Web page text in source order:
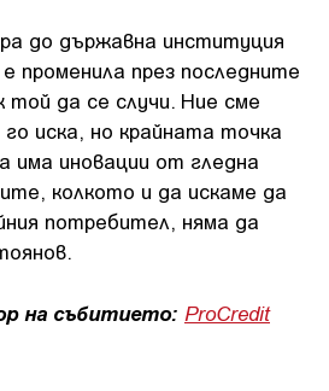
до държавна институция
променила през последните
той да се случи. Ние сме
иска, но крайната точка
има иновации от гледна
колкото и да искаме да
потребител, няма да
на събитието: ProCredit